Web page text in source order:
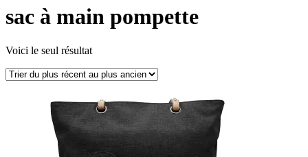
sac à main pompette
Voici le seul résultat